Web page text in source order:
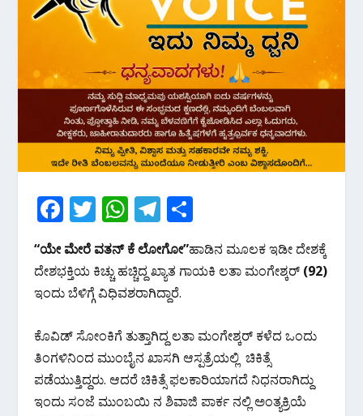
F
ac
e
b
o
k
T
w
itt
er
W
h
at
s
p
p
T
el
e
gr
a
m
ar
e
“ಯೇ ಮೇರೆ ವತನ್ ಕೆ ಲೋಗೋ”ಹಾಡಿನ ಮೂಲಕ ಇಡೀ ದೇಶಕ್ಕೆ
ದೇಶಭಕ್ತಿಯ ಕಿಚ್ಚು ಹಚ್ಚಿದ್ದ ಖ್ಯಾತ ಗಾಯಕಿ ಲತಾ ಮಂಗೇಶ್ಕರ್ (92)
ಇಂದು ಬೆಳಿಗ್ಗೆ ವಿಧಿವಶರಾಗಿದ್ದಾರೆ.
ಕೊವಿಡ್ ಸೋಂಕಿಗೆ ತುತ್ತಾಗಿದ್ದ ಲತಾ ಮಂಗೇಶ್ಕರ್ ಕಳೆದ ಒಂದು
ತಿಂಗಳಿನಿಂದ ಮುಂಬೈನ ಖಾಸಗಿ ಆಸ್ಪತ್ರೆಯಲ್ಲಿ ಚಿಕಿತ್ಸೆ
ಪಡೆಯುತ್ತಿದ್ದರು. ಆದರೆ ಚಿಕಿತ್ಸೆ ಫಲಕಾರಿಯಾಗದೆ ನಿಧನರಾಗಿದ್ದು
ಇಂದು ಸಂಜೆ ಮುಂಬಯಿ ನ ಶಿವಾಜಿ ಪಾರ್ಕ ನಲ್ಲಿ ಅಂತ್ಯಕ್ರಿಯೆ